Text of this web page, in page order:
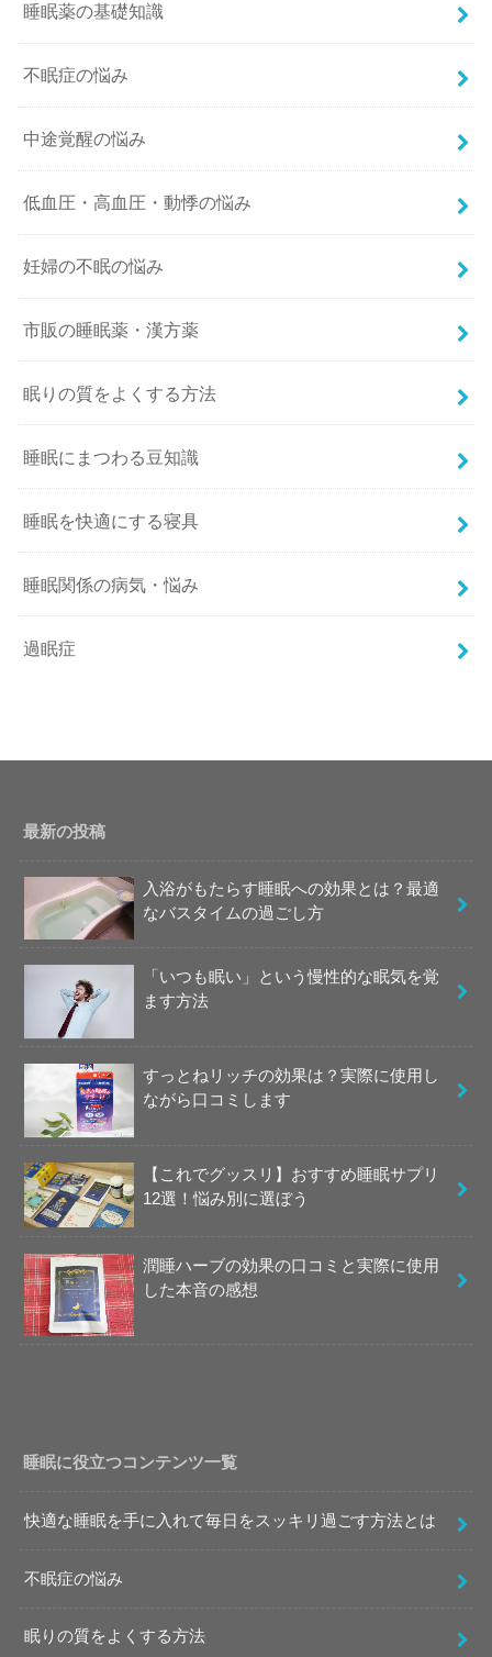
睡眠薬の基礎知識
不眠症の悩み
中途覚醒の悩み
低血圧・高血圧・動悸の悩み
妊婦の不眠の悩み
市販の睡眠薬・漢方薬
眠りの質をよくする方法
睡眠にまつわる豆知識
睡眠を快適にする寝具
睡眠関係の病気・悩み
過眠症
最新の投稿
入浴がもたらす睡眠への効果とは？最適
なバスタイムの過ごし方
「いつも眠い」という慢性的な眠気を覚
ます方法
すっとねリッチの効果は？実際に使用し
ながら口コミします
【これでグッスリ】おすすめ睡眠サプリ
12選！悩み別に選ぼう
潤睡ハーブの効果の口コミと実際に使用
した本音の感想
睡眠に役立つコンテンツ一覧
快適な睡眠を手に入れて毎日をスッキリ過ごす方法とは
不眠症の悩み
眠りの質をよくする方法